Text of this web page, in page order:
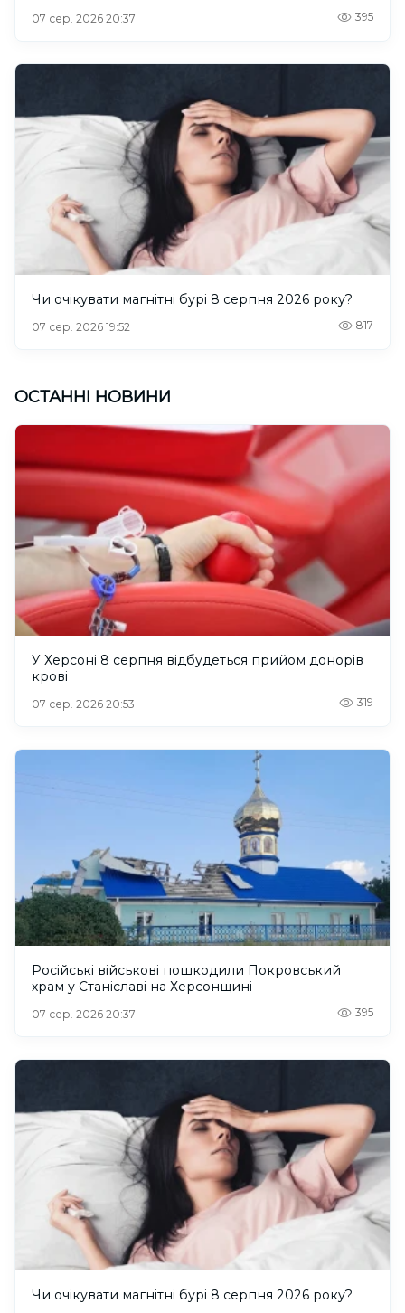
07 сер. 2026 20:37 395
Чи очікувати магнітні бурі 8 серпня 2026 року?
07 сер. 2026 19:52 817
ОСТАННІ НОВИНИ
У Херсоні 8 серпня відбудеться прийом донорів
крові
07 сер. 2026 20:53 319
Російські військові пошкодили Покровський
храм у Станіславі на Херсонщині
07 сер. 2026 20:37 395
Чи очікувати магнітні бурі 8 серпня 2026 року?